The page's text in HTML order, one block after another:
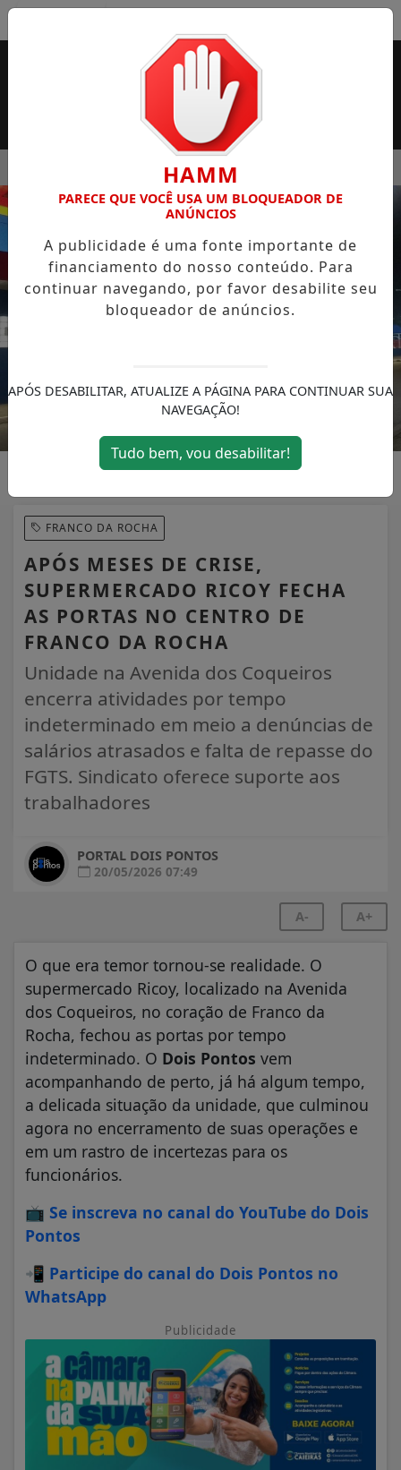
ROSSI SERÁ BREVEMENTE INAUGURADA EM
EM ALTA
FRANCO DA ROCHA
APÓS MESES DE CRISE,
SUPERMERCADO RICOY FECHA
AS PORTAS NO CENTRO DE
FRANCO DA ROCHA
Unidade na Avenida dos Coqueiros
encerra atividades por tempo
indeterminado em meio a denúncias de
salários atrasados e falta de repasse do
FGTS. Sindicato oferece suporte aos
trabalhadores
PORTAL DOIS PONTOS
20/05/2026 07:49
A- A+
O que era temor tornou-se realidade. O
supermercado Ricoy, localizado na Avenida
dos Coqueiros, no coração de Franco da
Rocha, fechou as portas por tempo
indeterminado. O Dois Pontos vem
acompanhando de perto, já há algum tempo,
a delicada situação da unidade, que culminou
agora no encerramento de suas operações e
em um rastro de incertezas para os
funcionários.
📺 Se inscreva no canal do YouTube do Dois
Pontos
📲 Participe do canal do Dois Pontos no
WhatsApp
Publicidade
HAMM
PARECE QUE VOCÊ USA UM BLOQUEADOR DE
ANÚNCIOS
A publicidade é uma fonte importante de
financiamento do nosso conteúdo. Para
continuar navegando, por favor desabilite seu
bloqueador de anúncios.
APÓS DESABILITAR, ATUALIZE A PÁGINA PARA CONTINUAR SUA
NAVEGAÇÃO!
Tudo bem, vou desabilitar!